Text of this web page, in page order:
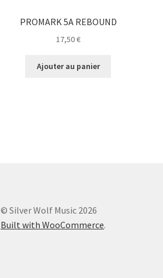
PROMARK 5A REBOUND
17,50€
Ajouter au panier
© Silver Wolf Music 2026
Built with WooCommerce.